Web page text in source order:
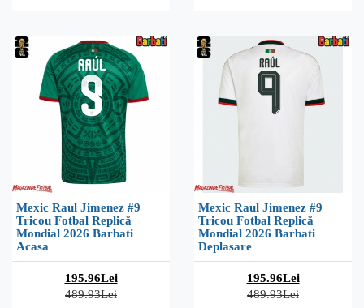
Mexic Raul Jimenez #9
Tricou Fotbal Replică
Mondial 2026 Barbati
Acasa
195.96Lei
489.93Lei
Mexic Raul Jimenez #9
Tricou Fotbal Replică
Mondial 2026 Barbati
Deplasare
195.96Lei
489.93Lei